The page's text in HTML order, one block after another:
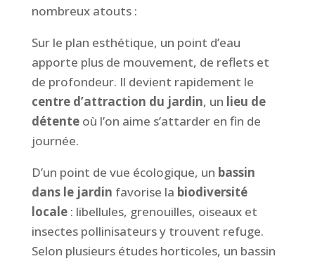
nombreux atouts :
Sur le plan esthétique, un point d’eau
apporte plus de mouvement, de reflets et
de profondeur. Il devient rapidement le
centre d’attraction du jardin, un lieu de
détenteoù l’on aime s’attarder en fin de
journée.
D’un point de vue écologique, un bassin
dans le jardin favorise la biodiversité
locale: libellules, grenouilles, oiseaux et
insectes pollinisateurs y trouvent refuge.
Selon plusieurs études horticoles, un bassin